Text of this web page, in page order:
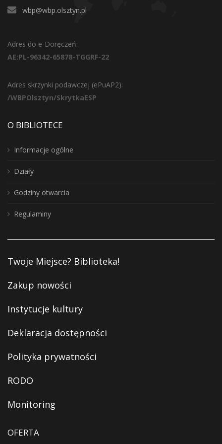
wbp@wbp.olsztyn.pl
Adres do e-Doręczeń:
AE:PL-96342-65878-TGGRF-22
Adres skrzynki podawczej (ePuAP2):
/WBPOlsztyn/SkrytkaESP
O BIBLIOTECE
Informacje ogólne
Działy
Godziny otwarcia
Regulaminy
Twoje Miejsce? Biblioteka!
Zakup nowości
Instytucje kultury
Deklaracja dostępności
Polityka prywatności
RODO
Monitoring
OFERTA